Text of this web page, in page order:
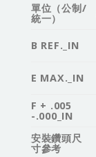
單位（公制/
統一）
B REF._IN
E MAX._IN
F + .005
-.000_IN
安裝鑽頭尺
寸參考